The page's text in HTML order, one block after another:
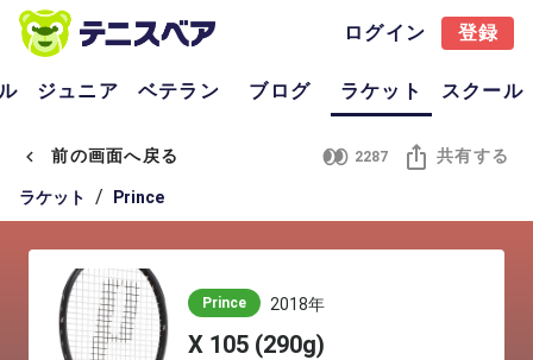
ログイン 登録
ジュニア ベテラン ブログ ラケット スクール
前の画面へ戻る 2287 共有する
ラケット / Prince
Prince 2018年
X 105 (290g)